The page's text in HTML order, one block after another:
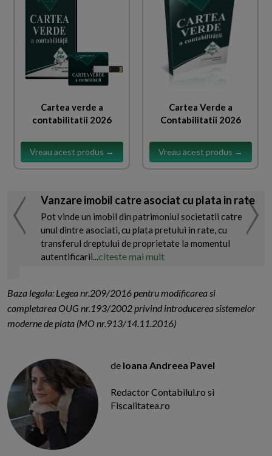
Cartea verde a
contabilitatii 2026
Vreau acest produs →
Cartea Verde a
Contabilitatii 2026
Vreau acest produs →
Vanzare imobil catre asociat cu plata in rate
Pot vinde un imobil din patrimoniul societatii catre
unul dintre asociati, cu plata pretului in rate, cu
transferul dreptului de proprietate la momentul
autentificarii...citeste mai mult
Baza legala: Legea nr.209/2016 pentru modificarea si
completarea OUG nr.193/2002 privind introducerea sistemelor
moderne de plata (MO nr.913/14.11.2016)
de Ioana Andreea Pavel
Redactor Contabilul.ro si
Fiscalitatea.ro